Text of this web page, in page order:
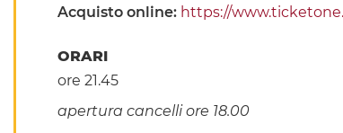
Acquisto online: https://
ORARI
ore 21.45
apertura cancelli ore 18.00